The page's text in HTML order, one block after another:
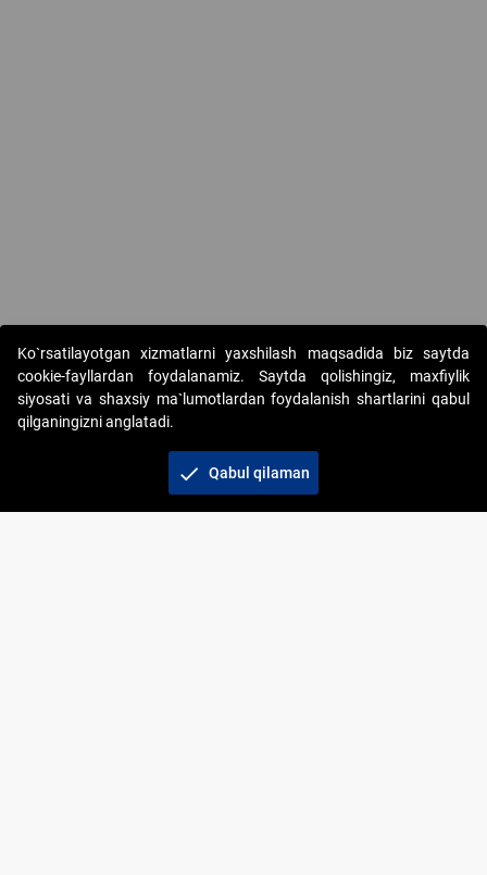
Copyright © 2017-2026. "Elektron onlayn-auksionlarni
tashkil etish" AJ. Barcha huquqlar himoyalangan
Ko`rsatilayotgan xizmatlarni yaxshilash maqsadida biz saytda
cookie-fayllardan foydalanamiz. Saytda qolishingiz, maxfiylik
siyosati va shaxsiy ma`lumotlardan foydalanish shartlarini qabul
qilganingizni anglatadi.
check Qabul qilaman